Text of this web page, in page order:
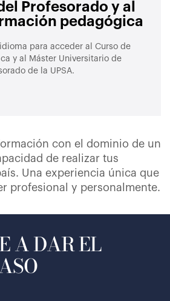
Profesorado y al
pedagógica
para acceder al Curso de
y al Máster Universitario de
de la UPSA.
con el dominio de un
de realizar tus
Una experiencia única que
profesional y personalmente.
A DAR EL